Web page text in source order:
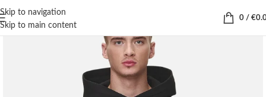
Skip to navigation
Skip to main content
0 / €